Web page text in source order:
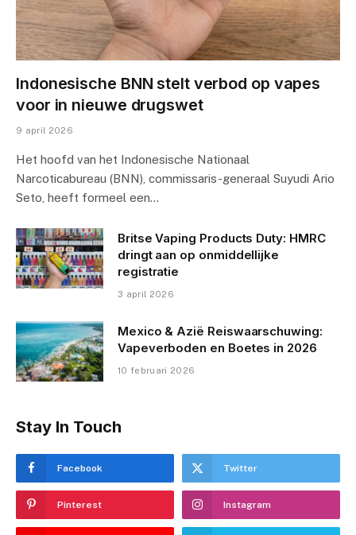
Indonesische BNN stelt verbod op vapes
voor in nieuwe drugswet
9 april 2026
Het hoofd van het Indonesische Nationaal
Narcoticabureau (BNN), commissaris-generaal Suyudi Ario
Seto, heeft formeel een…
Britse Vaping Products Duty: HMRC
dringt aan op onmiddellijke
registratie
3 april 2026
Mexico & Azië Reiswaarschuwing:
Vapeverboden en Boetes in 2026
10 februari 2026
Stay In Touch
Facebook Twitter
Pinterest Instagram